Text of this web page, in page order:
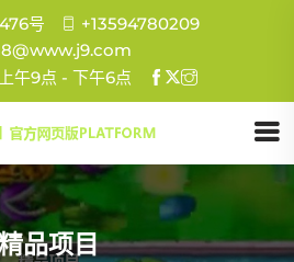
号
+13594780209
午9点 - 下午6点
品项目